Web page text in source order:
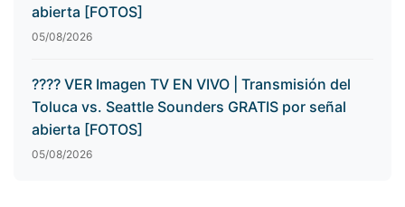
abierta [FOTOS]
05/08/2026
???? VER Imagen TV EN VIVO | Transmisión del
Toluca vs. Seattle Sounders GRATIS por señal
abierta [FOTOS]
05/08/2026